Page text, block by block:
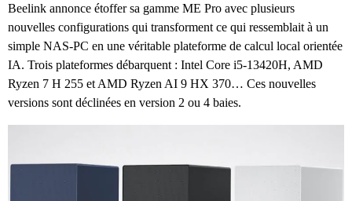
Beelink annonce étoffer sa gamme ME Pro avec plusieurs
nouvelles configurations qui transforment ce qui ressemblait à un
simple NAS-PC en une véritable plateforme de calcul local orientée
IA. Trois plateformes débarquent : Intel Core i5-13420H, AMD
Ryzen 7 H 255 et AMD Ryzen AI 9 HX 370… Ces nouvelles
versions sont déclinées en version 2 ou 4 baies.